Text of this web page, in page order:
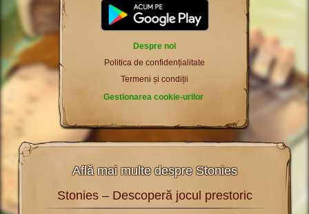
Despre noi
Politica de confidențialitate
Termeni și condiții
Gestionarea cookie-urilor
Află mai multe despre Stonies
cu Stonies – Descoperă jocul prestoric